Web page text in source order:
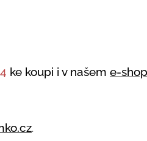
ke koupi i v našem e-
.